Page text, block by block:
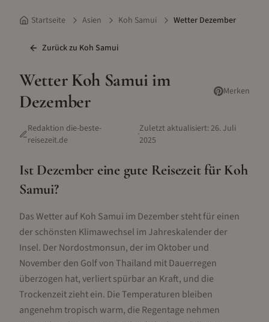
Startseite Asien Koh Samui Wetter Dezember
Zurück zu Koh Samui
WetterKoh Samui im
Dezember
Merken
Redaktion die-beste-
reisezeit.de
·Zuletzt aktualisiert:26. Juli
2025
Ist Dezember eine gute Reisezeit für Koh
Samui?
Das Wetter auf Koh Samui im Dezember steht für einen
der schönsten Klimawechsel im Jahreskalender der
Insel. Der Nordostmonsun, der im Oktober und
November den Golf von Thailand mit Dauerregen
überzogen hat, verliert spürbar an Kraft, und die
Trockenzeit zieht ein. Die Temperaturen bleiben
angenehm tropisch warm, die Regentage nehmen